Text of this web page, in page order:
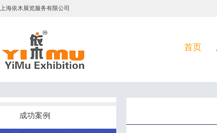
上海依木展览服务有限公司
首页
成功案例